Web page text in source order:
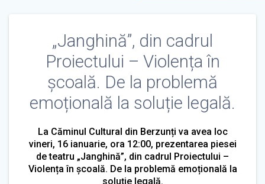
„Janghină”, din cadrul
Proiectului – Violența în
școală. De la problemă
emoțională la soluție legală.
La Căminul Cultural din Berzunți va avea loc
vineri, 16 ianuarie, ora 12:00, prezentarea piesei
de teatru „Janghină”, din cadrul Proiectului –
Violența în școală. De la problemă emoțională la
soluție legală.